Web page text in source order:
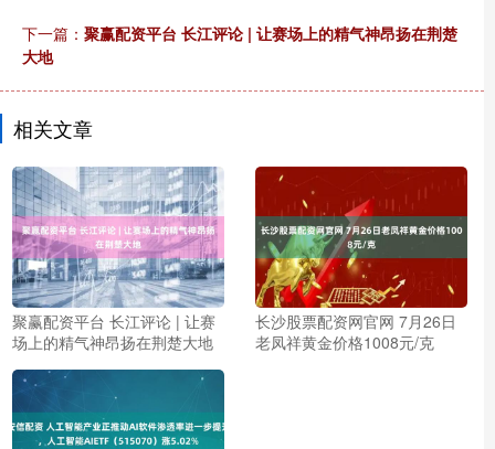
下一篇： 聚赢配资平台 长江评论 | 让赛场上的精气神昂扬在荆楚
大地
相关文章
聚赢配资平台 长江评论 | 让赛
场上的精气神昂扬在荆楚大地
长沙股票配资网官网 7月26日
老凤祥黄金价格1008元/克